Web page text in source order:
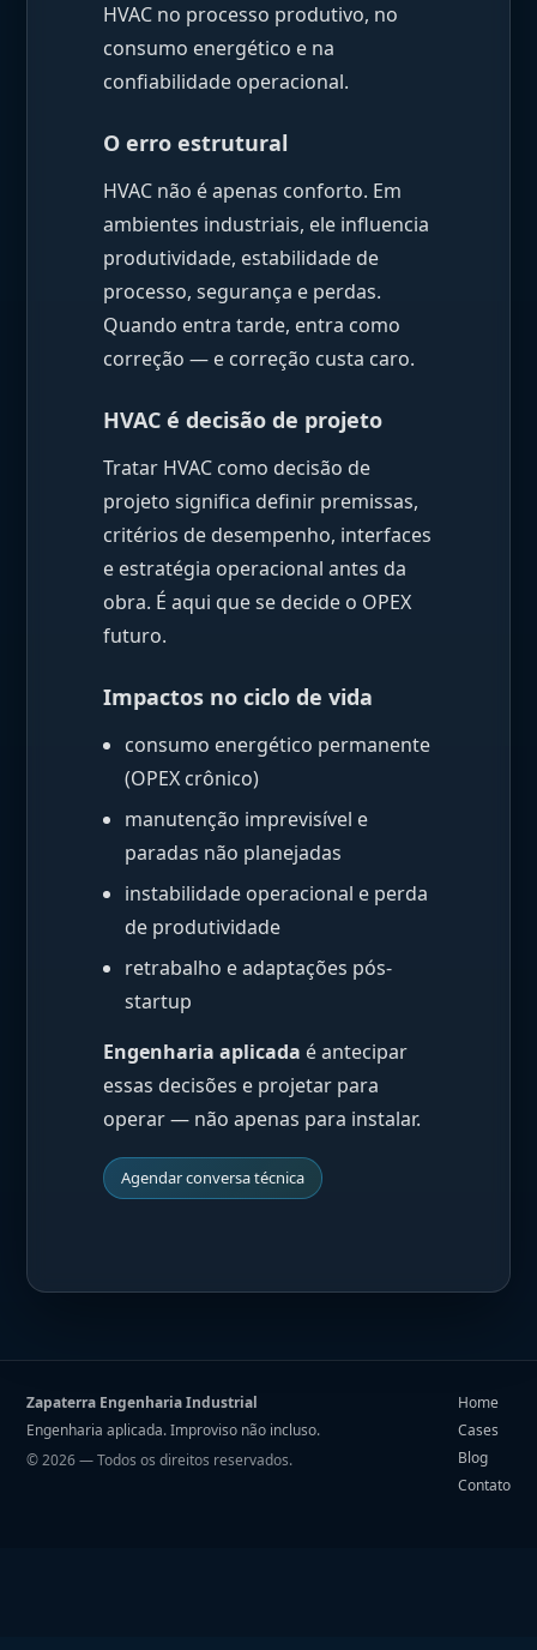
HVAC no processo produtivo, no
consumo energético e na
confiabilidade operacional.
O erro estrutural
HVAC não é apenas conforto. Em
ambientes industriais, ele influencia
produtividade, estabilidade de
processo, segurança e perdas.
Quando entra tarde, entra como
correção — e correção custa caro.
HVAC é decisão de projeto
Tratar HVAC como decisão de
projeto significa definir premissas,
critérios de desempenho, interfaces
e estratégia operacional antes da
obra. É aqui que se decide o OPEX
futuro.
Impactos no ciclo de vida
consumo energético permanente
(OPEX crônico)
manutenção imprevisível e
paradas não planejadas
instabilidade operacional e perda
de produtividade
retrabalho e adaptações pós-
startup
Engenharia aplicada é antecipar
essas decisões e projetar para
operar — não apenas para instalar.
Agendar conversa técnica
Zapaterra Engenharia Industrial
Engenharia aplicada. Improviso não incluso.
©2026— Todos os direitos reservados.
Home
Cases
Blog
Contato